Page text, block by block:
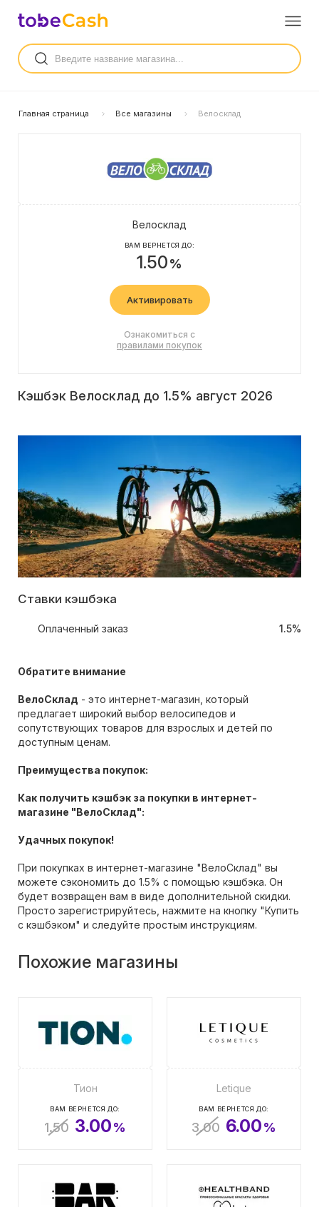
Главная страница Все магазины Велосклад
Велосклад
ВАМ ВЕРНЕТСЯ ДО:
1.50%
Активировать
Ознакомиться с
правилами покупок
Кэшбэк Велосклад до 1.5% август 2026
Ставки кэшбэка
Оплаченный заказ 1.5%
Обратите внимание
ВелоСклад - это интернет-магазин, который
предлагает широкий выбор велосипедов и
сопутствующих товаров для взрослых и детей по
доступным ценам.
Преимущества покупок:
Как получить кэшбэк за покупки в интернет-
магазине "ВелоСклад":
Удачных покупок!
При покупках в интернет-магазине "ВелоСклад" вы
можете сэкономить до 1.5% с помощью кэшбэка. Он
будет возвращен вам в виде дополнительной скидки.
Просто зарегистрируйтесь, нажмите на кнопку "Купить
с кэшбэком" и следуйте простым инструкциям.
Похожие магазины
Тион
ВАМ ВЕРНЕТСЯ ДО:
1.50 3.00%
Letique
ВАМ ВЕРНЕТСЯ ДО:
3.00 6.00%